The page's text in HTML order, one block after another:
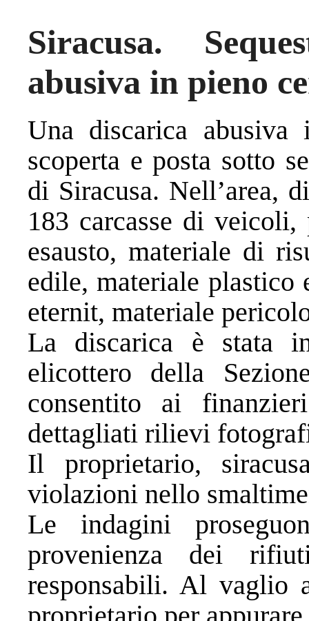
Siracusa.
abusiva in pieno
Una discarica abusiva
scoperta e posta sotto
di Siracusa. Nell’area,
183 carcasse di
esausto, materiale di
edile, materiale plastico
eternit, materiale
La discarica è stata
elicottero della
consentito ai
dettagliati rilievi
Il proprietario,
violazioni nello
Le indagini
provenienza dei
responsabili. Al vaglio